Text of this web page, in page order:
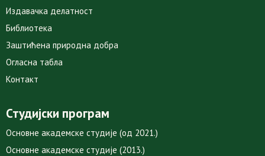
Издавачка делатност
Библиотека
Заштићена природна добра
Огласна табла
Контакт
Студијски програм
Основне академске студије (од 2021.)
Основне академске студије (2013.)